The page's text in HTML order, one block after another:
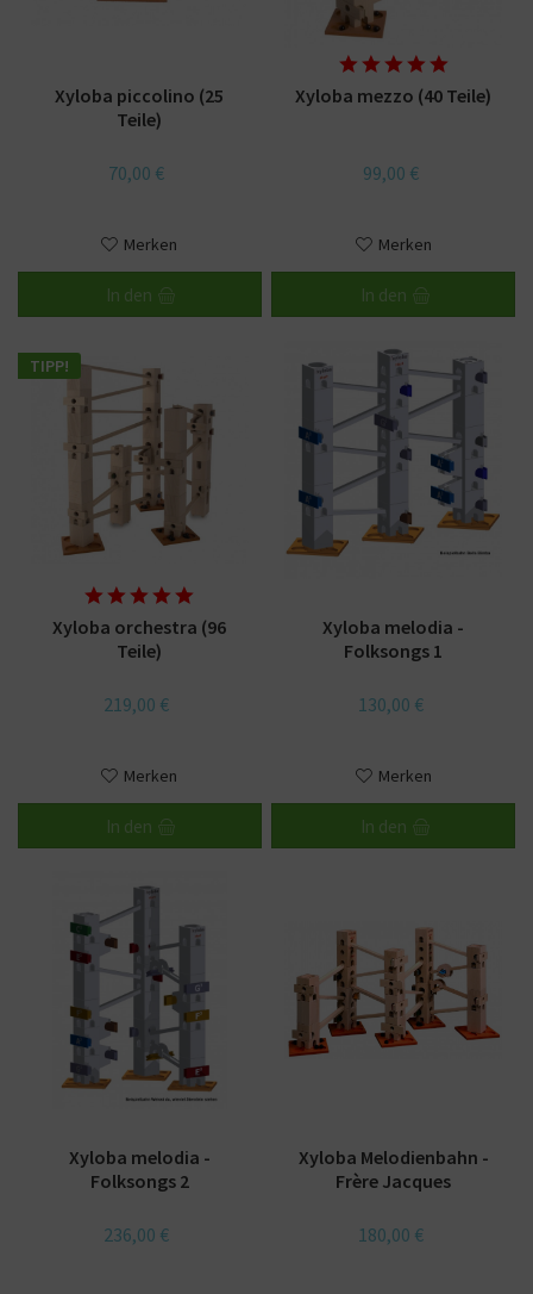
Xyloba piccolino (25
Teile)
70,00 €
Merken
In den
Xyloba mezzo (40 Teile)
99,00 €
Merken
In den
TIPP!
Xyloba orchestra (96
Teile)
219,00 €
Merken
In den
Xyloba melodia -
Folksongs 1
130,00 €
Merken
In den
Xyloba melodia -
Folksongs 2
236,00 €
Xyloba Melodienbahn -
Frère Jacques
180,00 €